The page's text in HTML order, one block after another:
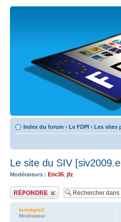
Index du forum ‹ Le FDPI ‹ Les sites
Le site du SIV
Modérateurs : Eric35 jfz
Publier une réponse
tamalgna2
Modérateur